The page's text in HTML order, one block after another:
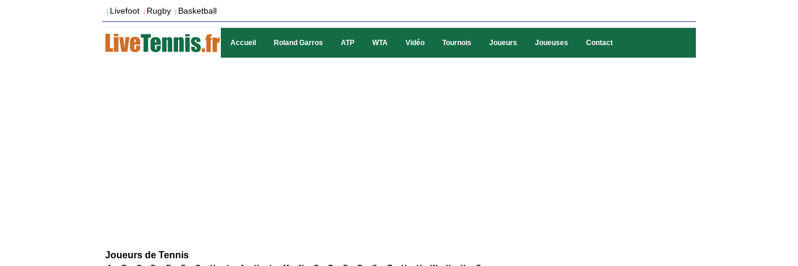
| Livefoot | Rugby | Basketball
Accueil Roland Garros ATP WTA Vidéo Tournois Joueurs Joueuses Contact
Joueurs de Tennis